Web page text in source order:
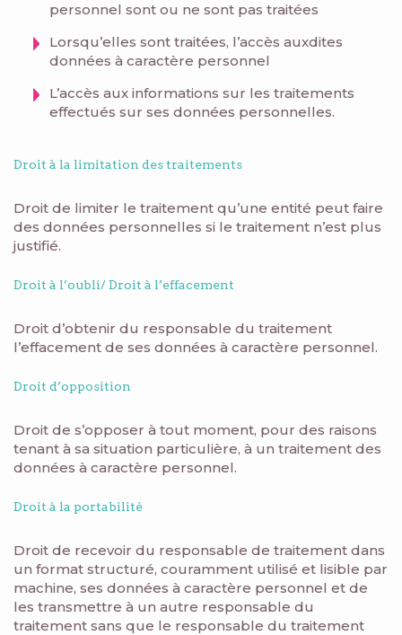
personnel sont ou ne sont pas traitées
Lorsqu’elles sont traitées, l’accès auxdites
données à caractère personnel
L’accès aux informations sur les traitements
effectués sur ses données personnelles.
Droit à la limitation des traitements
Droit de limiter le traitement qu’une entité peut faire
des données personnelles si le traitement n’est plus
justifié.
Droit à l’oubli/ Droit à l’effacement
Droit d’obtenir du responsable du traitement
l’effacement de ses données à caractère personnel.
Droit d’opposition
Droit de s’opposer à tout moment, pour des raisons
tenant à sa situation particulière, à un traitement des
données à caractère personnel.
Droit à la portabilité
Droit de recevoir du responsable de traitement dans
un format structuré, couramment utilisé et lisible par
machine, ses données à caractère personnel et de
les transmettre à un autre responsable du
traitement sans que le responsable du traitement